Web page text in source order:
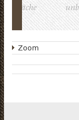
Zoom